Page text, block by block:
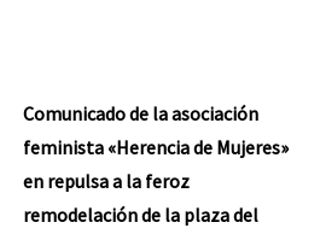
Comunicado de la asociación
feminista «Herencia de Mujeres»
en repulsa a la feroz
remodelación de la plaza del